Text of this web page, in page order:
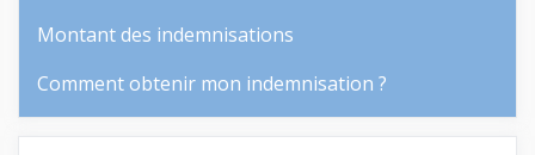
Montant des indemnisations
Comment obtenir mon indemnisation ?